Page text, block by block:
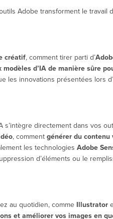
Adobe transforment le travail
créatif, comment tirer parti d’
modèles d’IA de manière sûre
les innovations présentées lors d’
s’intègre directement dans vos
, commentgénérer du contenu
les technologies Adobe
d’éléments ou le
au quotidien, comme Illustrator
et améliorer vos images en